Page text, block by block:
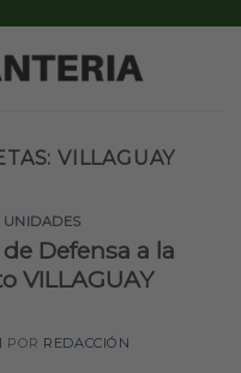
VILLAGUAY
UNIDADES
Defensa a la
VILLAGUAY
POR REDACCIÓN